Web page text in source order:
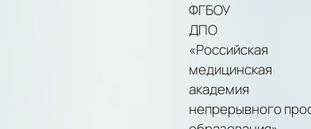
ФГБОУ
ДПО
«Российская
медицинская
академия
непрерывного